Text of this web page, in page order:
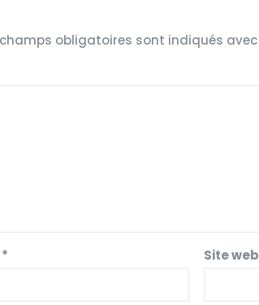
champs obligatoires sont indiqués avec
* Site web